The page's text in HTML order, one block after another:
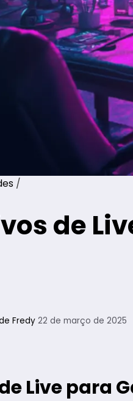
/
de
Fredy 22 de março de 2025
Live para